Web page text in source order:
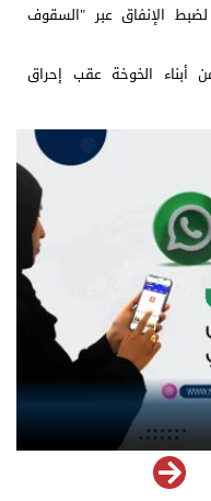
الإنفاق عبر "السقوف
أبناء الخوخة عقب إحراق